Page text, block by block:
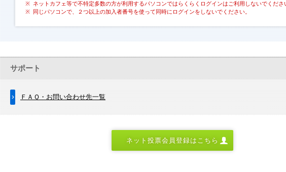
ネットカフェ等で不特定多数の方が利用するパソコンではらくらくログインはご利用しないでくださ
同じパソコンで、２つ以上の加入者番号を使って同時にログインをしないでください。
サポート
ＦＡＱ・お問い合わせ先一覧
ネット投票会員登録はこちら